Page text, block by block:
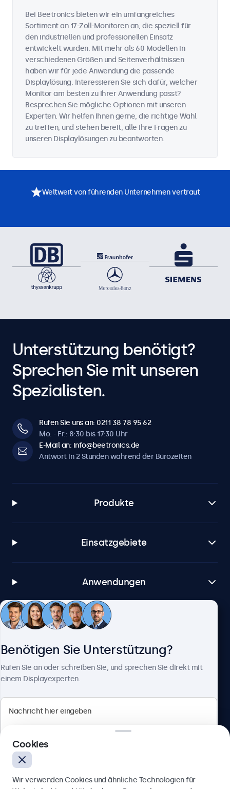
Bei Beetronics bieten wir ein umfangreiches
Sortiment an 17-Zoll-Monitoren an, die speziell für
den industriellen und professionellen Einsatz
entwickelt wurden. Mit mehr als 60 Modellen in
verschiedenen Größen und Seitenverhältnissen
haben wir für jede Anwendung die passende
Displaylösung. Interessieren Sie sich dafür, welcher
Monitor am besten zu Ihrer Anwendung passt?
Besprechen Sie mögliche Optionen mit unseren
Experten. Wir helfen Ihnen gerne, die richtige Wahl
zu treffen, und stehen bereit, alle Ihre Fragen zu
unseren Displaylösungen zu beantworten.
Weltweit von führenden Unternehmen vertraut
Unterstützung benötigt?
Sprechen Sie mit unseren
Spezialisten.
Rufen Sie uns an: 0211 38 78 95 62
Mo. - Fr.: 8:30 bis 17:30 Uhr
E-Mail an: info@beetronics.de
Antwort in 2 Stunden während der Bürozeiten
Produkte
Einsatzgebiete
Anwendungen
Kundenservice
Berliner Allee 59, 40212 Düsseldorf, Deutschland
Deutsch
Benötigen Sie Unterstützung?
Rufen Sie an oder schreiben Sie, und sprechen Sie direkt mit
einem Displayexperten.
Cookies
Wir verwenden Cookies und ähnliche Technologien für